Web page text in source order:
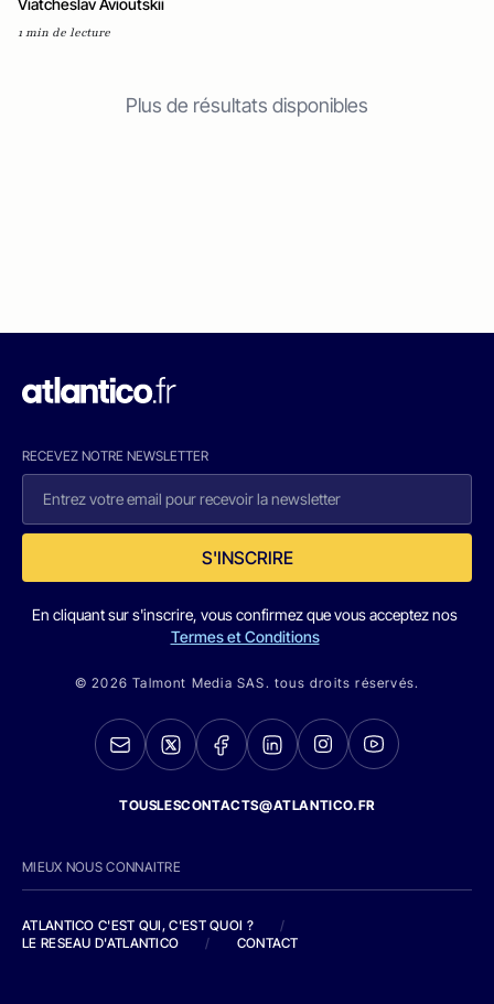
Viatcheslav Avioutskii
1 min de lecture
Plus de résultats disponibles
RECEVEZ NOTRE NEWSLETTER
S'INSCRIRE
En cliquant sur s'inscrire, vous confirmez que vous acceptez nos
Termes et Conditions
© 2026 Talmont Media SAS. tous droits réservés.
TOUSLESCONTACTS@ATLANTICO.FR
MIEUX NOUS CONNAITRE
ATLANTICO C'EST QUI, C'EST QUOI ?
/
LE RESEAU D'ATLANTICO
/ CONTACT